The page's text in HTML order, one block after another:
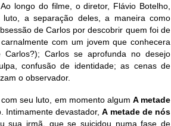
longo do filme, o diretor, Flávio Botelho,
a separação deles, a maneira como
de Carlos por descobrir quem foi de
com um jovem que conhecera
Carlos se aprofunda no desejo
confusão de identidade; as cenas de
o observador.
seu luto, em momento algum A metade
Intimamente devastador,A metade de nós
sua irmã, que se suicidou numa fase de